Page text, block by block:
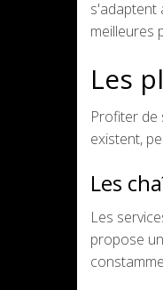
s'adaptent
meilleures
Les
Profiter de
existent,
Les
Les
propose